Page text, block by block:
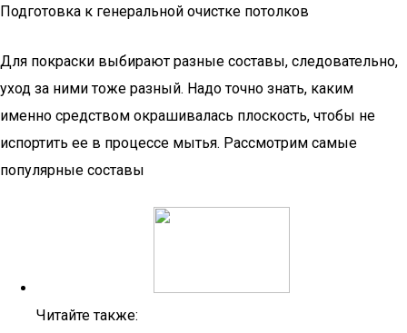
Подготовка к генеральной очистке потолков
Для покраски выбирают разные составы, следовательно,
уход за ними тоже разный. Надо точно знать, каким
именно средством окрашивалась плоскость, чтобы не
испортить ее в процессе мытья. Рассмотрим самые
популярные составы
Читайте также: